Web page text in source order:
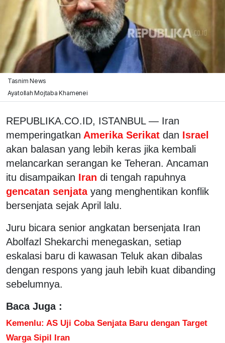
Tasnim News
Ayatollah Mojtaba Khamenei
REPUBLIKA.CO.ID, ISTANBUL — Iran
memperingatkan Amerika Serikat dan Israel
akan balasan yang lebih keras jika kembali
melancarkan serangan ke Teheran. Ancaman
itu disampaikan Iran di tengah rapuhnya
gencatan senjata yang menghentikan konflik
bersenjata sejak April lalu.
Juru bicara senior angkatan bersenjata Iran
Abolfazl Shekarchi menegaskan, setiap
eskalasi baru di kawasan Teluk akan dibalas
dengan respons yang jauh lebih kuat dibanding
sebelumnya.
Baca Juga :
Kemenlu: AS Uji Coba Senjata Baru dengan Target
Warga Sipil Iran